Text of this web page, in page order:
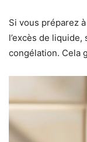
Si vous préparez
l’excès de
congélation. Cela